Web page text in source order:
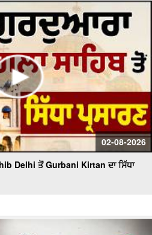
02-08-2026
Delhi ਤੋਂ Gurbani Kirtan ਦਾ ਸਿੱਧਾ